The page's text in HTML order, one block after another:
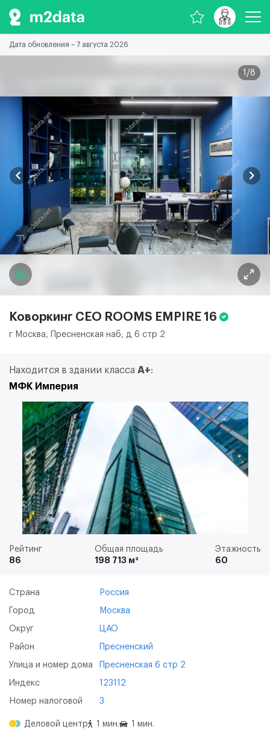
Дата обновления – 7 августа 2026
1 /8
Коворкинг CEO ROOMS EMPIRE 16
г Москва, Пресненская наб, д 6 стр 2
Находится в здании класса A+:
МФК Империя
Рейтинг
86
Общая площадь
198 713 м²
Этажность
60
Страна Россия
Город Москва
Округ ЦАО
Район Пресненский
Улица и номер дома Пресненская 6 стр 2
Индекс 123112
Номер налоговой 3
Деловой центр 1 мин.
1 мин.